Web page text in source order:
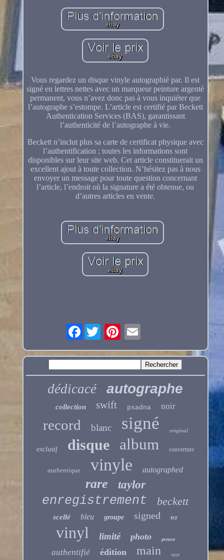
Vous regardez un disque vinyle autographié par. Il est
signé en lettres nettes avec un marqueur peinture argenté
permanent, vous n’avez donc pas à vous inquiéter que
l’autographe s’estompe. L’article est certifié par Beckett
Authentication Services (BAS), garantissant
l’authenticité de l’autographe à vie.
Beckett n’inclut plus sa carte de certificat physique avec
l’authentification ; toutes les informations sont
disponibles sur leur site web. Cet article constituerait un
excellent ajout à toute collection. N’hésitez pas à nous
envoyer un message pour toute question concernant
l’article, l’endroit où la signature a été obtenue, ou
d’autres articles en vente.
Facebook
dédicacé autographe
collection swift psadna noir
record blanc signé original
exclusif disque album couverture
authentique vinyle autographed
rare taylor
enregistrement beckett
scellé bleu groupe signed tcr
vinyl limité photo preuve
authentifié édition main vert